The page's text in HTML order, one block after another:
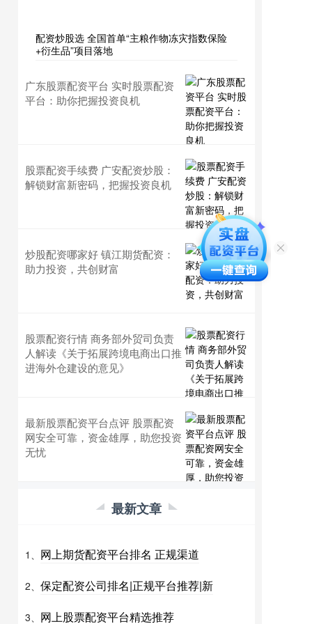
配资炒股选 全国首单“主粮作物冻灾指数保险
+衍生品”项目落地
广东股票配资平台 实时股票配资
平台：助你把握投资良机
股票配资手续费 广安配资炒股：
解锁财富新密码，把握投资良机
炒股配资哪家好 镇江期货配资：
助力投资，共创财富
股票配资行情 商务部外贸司负责
人解读《关于拓展跨境电商出口推
进海外仓建设的意见》
最新股票配资平台点评 股票配资
网安全可靠，资金雄厚，助您投资
无忧
最新文章
1、 网上期货配资平台排名 正规渠道
2、 保定配资公司排名|正规平台推荐|新
3、 网上股票配资平台精选推荐